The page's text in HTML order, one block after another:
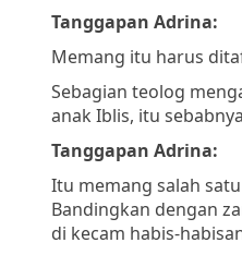
Tanggapan Adrina:
Memang itu harus
Sebagian teolog
anak Iblis, itu
Tanggapan Adrina:
Itu memang salah
Bandingkan dengan
di kecam habis-